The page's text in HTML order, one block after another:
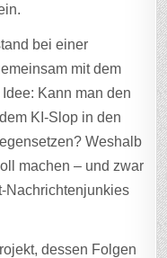
bei einer
mit dem
Kann man den
KI-Slop in den
Weshalb
machen – und zwar
Nachrichtenjunkies
dessen Folgen